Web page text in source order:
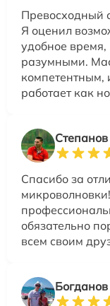
Превосходный
Я оценил
удобное
разумными.
компетентным,
работает как
Спасибо за
обязательно
всем своим